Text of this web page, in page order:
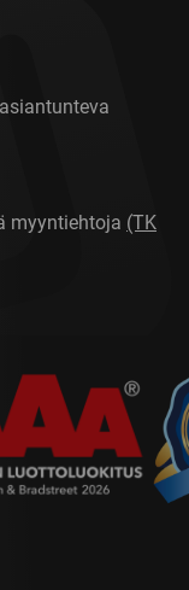
myyntiehtoja (TK